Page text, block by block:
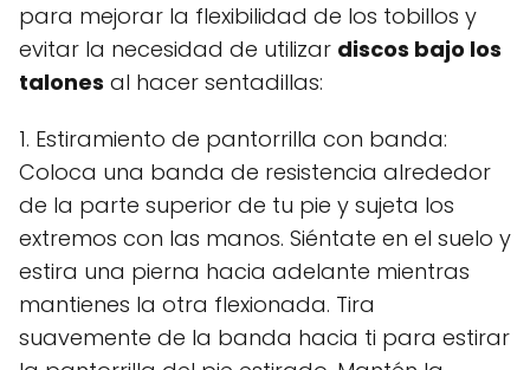
para mejorar la flexibilidad de los tobillos y
evitar la necesidad de utilizar discos bajo los
talones al hacer sentadillas:
1. Estiramiento de pantorrilla con banda:
Coloca una banda de resistencia alrededor
de la parte superior de tu pie y sujeta los
extremos con las manos. Siéntate en el suelo y
estira una pierna hacia adelante mientras
mantienes la otra flexionada. Tira
suavemente de la banda hacia ti para estirar